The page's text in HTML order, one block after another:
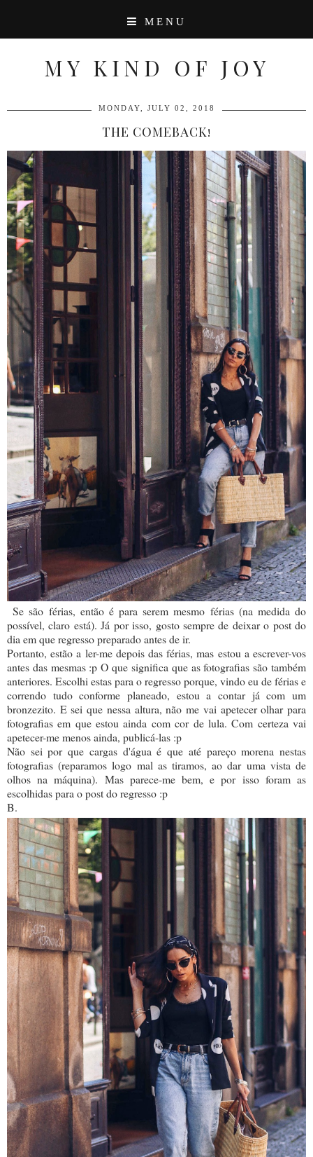
MENU
MY KIND OF JOY
MONDAY, JULY 02, 2018
THE COMEBACK!
Se são férias, então é para serem mesmo férias (na medida do
possível, claro está). Já por isso, gosto sempre de deixar o post do
dia em que regresso preparado antes de ir.
Portanto, estão a ler-me depois das férias, mas estou a escrever-vos
antes das mesmas :p O que significa que as fotografias são também
anteriores. Escolhi estas para o regresso porque, vindo eu de férias e
correndo tudo conforme planeado, estou a contar já com um
bronzezito. E sei que nessa altura, não me vai apetecer olhar para
fotografias em que estou ainda com cor de lula. Com certeza vai
apetecer-me menos ainda, publicá-las :p
Não sei por que cargas d'água é que até pareço morena nestas
fotografias (reparamos logo mal as tiramos, ao dar uma vista de
olhos na máquina). Mas parece-me bem, e por isso foram as
escolhidas para o post do regresso :p
B.